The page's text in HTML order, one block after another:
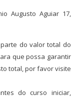
Augusto Aguiar 17,
do valor total do
que possa garantir
total, por favor visite
do curso iniciar,